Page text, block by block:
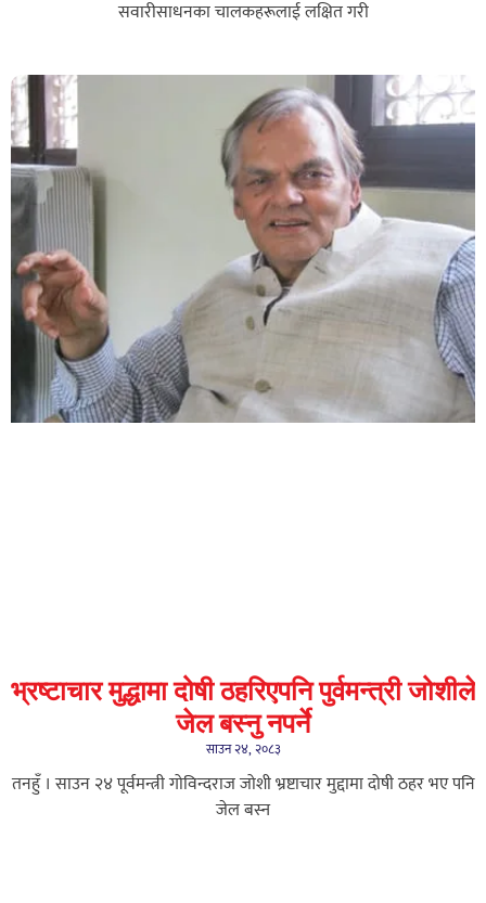
सवारीसाधनका चालकहरूलाई लक्षित गरी
भ्रष्टाचार मुद्धामा दोषी ठहरिएपनि पुर्वमन्त्री जोशीले
जेल बस्नु नपर्ने
साउन २४, २०८३
तनहुँ । साउन २४ पूर्वमन्त्री गोविन्दराज जोशी भ्रष्टाचार मुद्दामा दोषी ठहर भए पनि
जेल बस्न